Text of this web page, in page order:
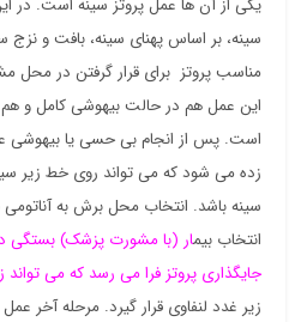
یکی از آن ها عمل پروتز سینه است. در
سینه، بر اساس پهنای سینه، بافت و
مناسب پروتز برای قرار گرفتن در
این عمل هم در حالت بیهوشی کامل و
است. پس از انجام بی حسی یا
زده می شود که می تواند روی خط زیر
سینه باشد. انتخاب محل برش به
انتخاب بیمار (با مشورت پزشک) بستگی
جایگذاری پروتز فرا می رسد که می تواند
زیر غدد لنفاوی قرار گیرد. مرحله آخر